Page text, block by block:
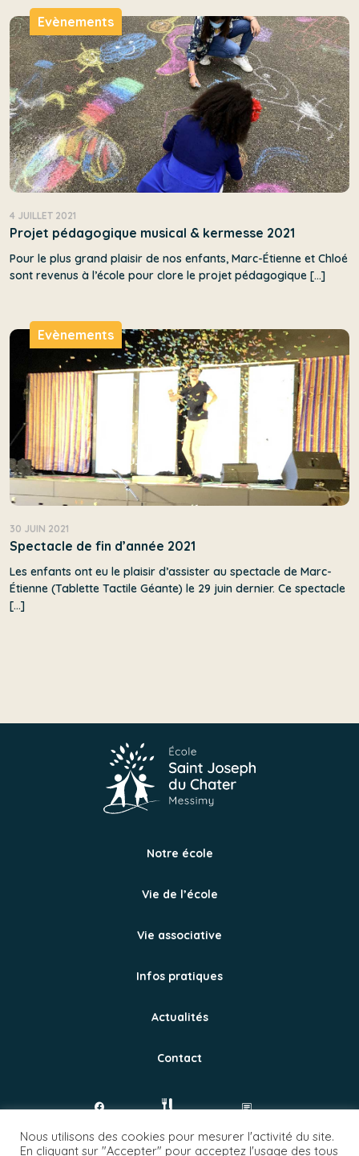
Evènements
4 JUILLET 2021
Projet pédagogique musical & kermesse 2021
Pour le plus grand plaisir de nos enfants, Marc-Étienne et Chloé
sont revenus à l’école pour clore le projet pédagogique […]
Evènements
30 JUIN 2021
Spectacle de fin d’année 2021
Les enfants ont eu le plaisir d’assister au spectacle de Marc-
Étienne (Tablette Tactile Géante) le 29 juin dernier. Ce spectacle
[…]
Notre école
Vie de l’école
Vie associative
Infos pratiques
Actualités
Contact
Facebook
cantine
Parents-Elèves
Nous utilisons des cookies pour mesurer l'activité du site.
En cliquant sur "Accepter" pour acceptez l'usage des tous